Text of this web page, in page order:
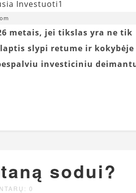
metais, jei tikslas yra ne tik
slypi retume ir kokybėje
investiciniu deimantu
sodui?
0